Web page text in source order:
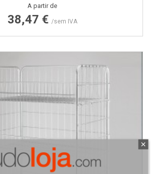
Preço
A partir de
38,47 € /sem IVA